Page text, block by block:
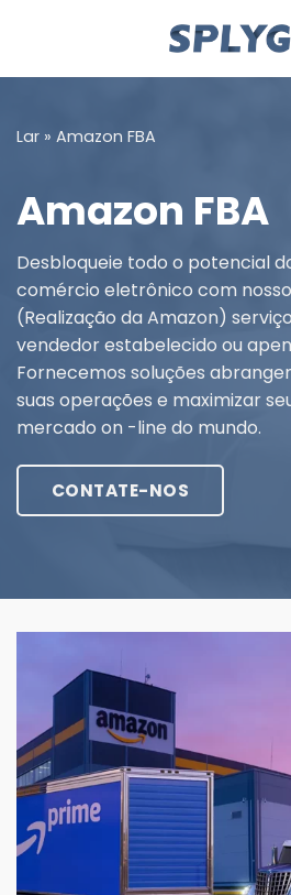
Lar » Amazon FBA
Amazon FBA
Desbloqueie todo o potencial
comércio eletrônico com
(Realização da Amazon)
vendedor estabelecido ou
Fornecemos soluções
suas operações e maximizar
mercado on -line do mundo.
CONTATE-NOS